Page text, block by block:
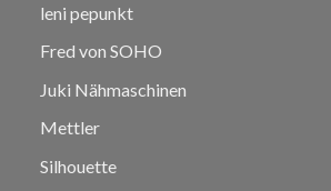
leni pepunkt
Fred von SOHO
Juki Nähmaschinen
Mettler
Silhouette